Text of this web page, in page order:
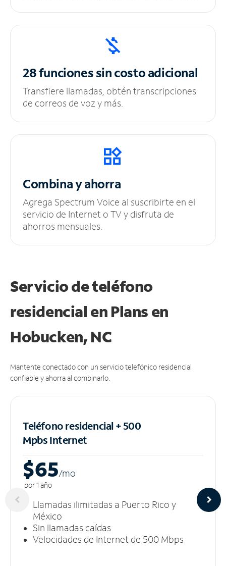
28 funciones sincosto adicional
Transfiere llamadas, obtén transcripciones
de correos de voz y más.
Combina y ahorra
Agrega Spectrum Voice al suscribirte en el
servicio de Internet o TV y disfruta de
ahorros mensuales.
Servicio de teléfono
residencial en Plans en
Hobucken, NC
Mantente conectado con un servicio telefónico residencial
confiable y ahorra al combinarlo.
Teléfono residencial + 500
MpbsInternet
$65/mo
por 1 año
Llamadas ilimitadas a Puerto Rico y
México
Sin llamadas caídas
Velocidades de Internet de 500 Mbps